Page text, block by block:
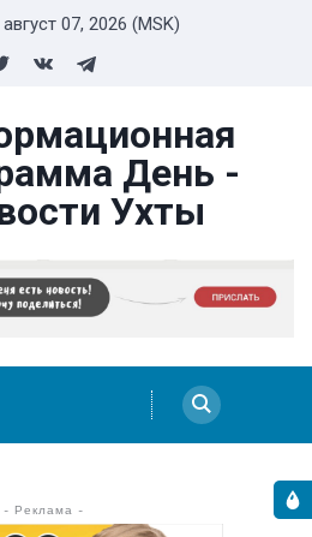
07, 2026 (MSK)
День -
Ухты
- Реклама -